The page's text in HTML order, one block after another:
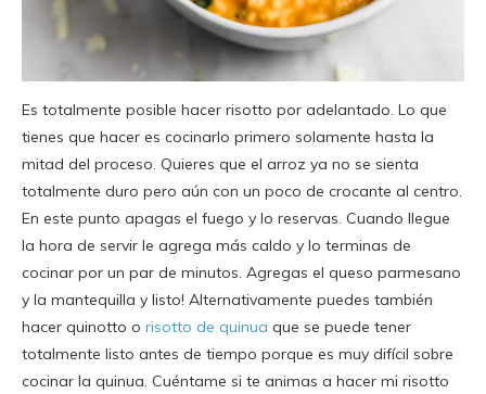
Es totalmente posible hacer risotto por adelantado. Lo que
tienes que hacer es cocinarlo primero solamente hasta la
mitad del proceso. Quieres que el arroz ya no se sienta
totalmente duro pero aún con un poco de crocante al centro.
En este punto apagas el fuego y lo reservas. Cuando llegue
la hora de servir le agrega más caldo y lo terminas de
cocinar por un par de minutos. Agregas el queso parmesano
y la mantequilla y listo! Alternativamente puedes también
hacer quinotto o risotto de quinua que se puede tener
totalmente listo antes de tiempo porque es muy difícil sobre
cocinar la quinua. Cuéntame si te animas a hacer mi risotto